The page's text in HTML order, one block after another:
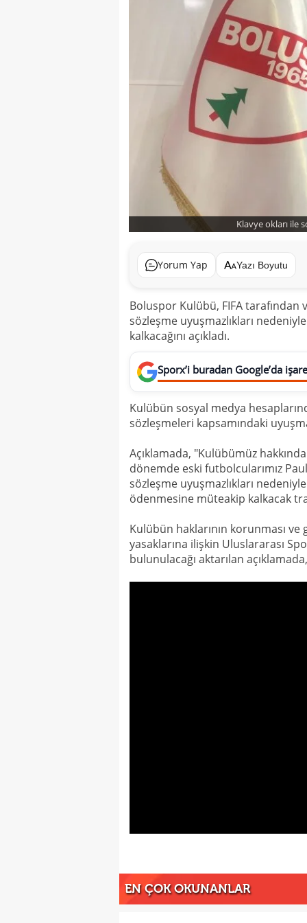
Klavye okları ile
Yorum Yap Yazı Boyutu
Boluspor Kulübü, FIFA
sözleşme uyuşmazlıkları
kalkacağını açıkladı.
Sporx’i buradan Google’da
Kulübün sosyal medya
sözleşmeleri kapsamındaki
Açıklamada, "Kulübümüz
dönemde eski futbolcularımız
sözleşme uyuşmazlıkları
ödenmesine müteakip kalkacak
Kulübün haklarının korunması
yasaklarına ilişkin Uluslararası
bulunulacağı aktarılan
EN ÇOK OKUNANLAR